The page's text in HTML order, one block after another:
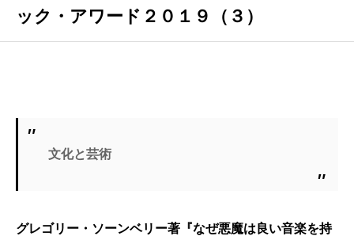
ック・アワード２０１９（３）
文化と芸術
グレゴリー・ソーンベリー著『なぜ悪魔は良い音楽を持